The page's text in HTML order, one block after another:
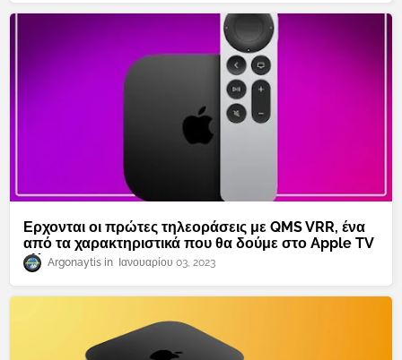
Ερχονται οι πρώτες τηλεοράσεις με QMS VRR, ένα
από τα χαρακτηριστικά που θα δούμε στο Apple TV
4K Argonaytis Ιανουαρίου 03, 2023